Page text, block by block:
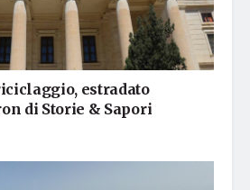
estradato
di Storie & Sapori